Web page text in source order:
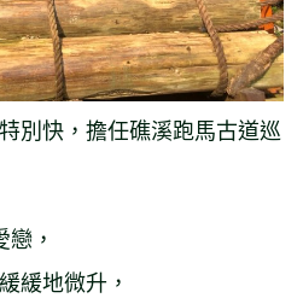
別快，擔任礁溪跑馬古道巡
，
緩地微升，